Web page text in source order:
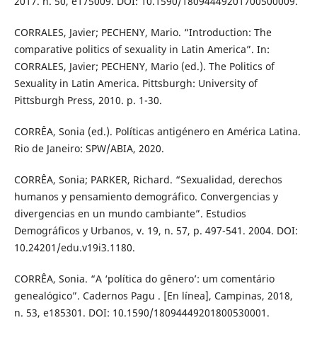
CORRALES, Javier; PECHENY, Mario. “Introduction: The
comparative politics of sexuality in Latin America”. In:
CORRALES, Javier; PECHENY, Mario (ed.). The Politics of
Sexuality in Latin America. Pittsburgh: University of
Pittsburgh Press, 2010. p. 1-30.
CORRÊA, Sonia (ed.). Políticas antigénero en América Latina.
Rio de Janeiro: SPW/ABIA, 2020.
CORRÊA, Sonia; PARKER, Richard. “Sexualidad, derechos
humanos y pensamiento demográfico. Convergencias y
divergencias en un mundo cambiante”. Estudios
Demográficos y Urbanos, v. 19, n. 57, p. 497-541. 2004. DOI:
10.24201/edu.v19i3.1180.
CORRÊA, Sonia. “A ‘política do gênero’: um comentário
genealógico”. Cadernos Pagu . [En línea], Campinas, 2018,
n. 53, e185301. DOI: 10.1590/18094449201800530001.